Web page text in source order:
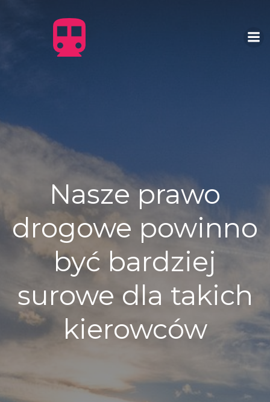
Nasze prawo
drogowe powinno
być bardziej
surowe dla takich
kierowców